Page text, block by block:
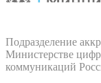
Подразделение
Министерстве
коммуникаций